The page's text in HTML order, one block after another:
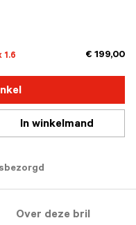
1.6 € 199,00
In winkelmand
Over deze bril